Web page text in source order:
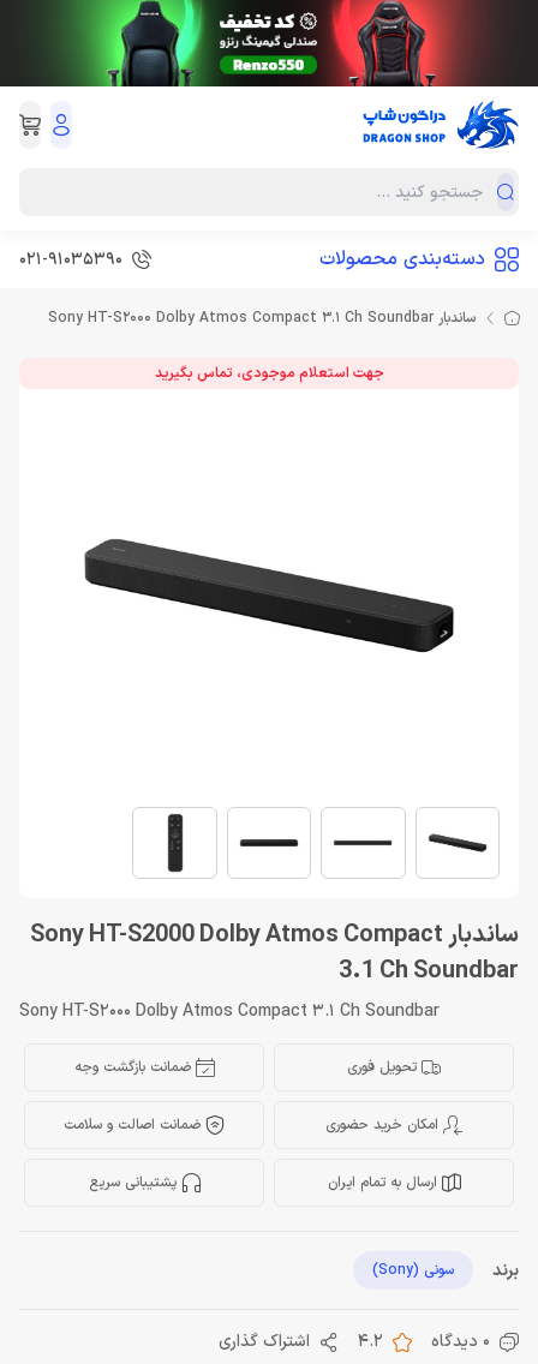
دسته‌بندی محصولات 021-91035390
ساندبار Sony HT-S2000 Dolby Atmos Compact 3.1 Ch Soundbar
جهت استعلام موجودی، تماس بگیرید
ساندبار Sony HT-S2000 Dolby Atmos Compact
3.1 Ch Soundbar
Sony HT-S2000 Dolby Atmos Compact 3.1 Ch Soundbar
تحویل فوری ضمانت بازگشت وجه
امکان خرید حضوری ضمانت اصالت و سلامت
ارسال به تمام ایران پشتیبانی سریع
برند سونی (Sony)
0 دیدگاه 4.2 اشتراک گذاری